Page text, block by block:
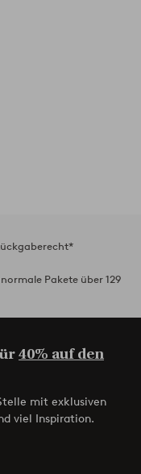
Pakete über 129
40% auf den
mit exklusiven
viel Inspiration.